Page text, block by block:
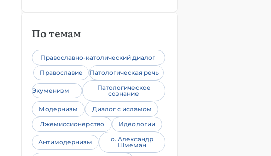
По темам
Православно-католический диалог
Православие
Патологическая речь
Экуменизм
Патологическое
сознание
Модернизм
Диалог с исламом
Лжемиссионерство
Идеологии
Антимодернизм
о. Александр
Шмеман